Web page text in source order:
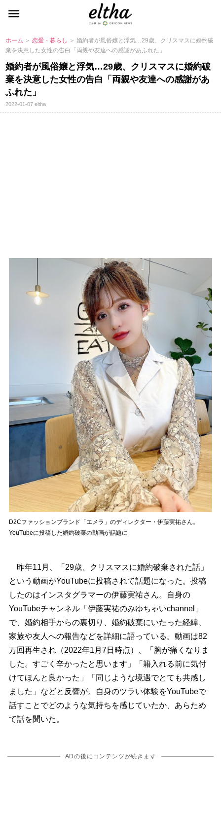
ホーム ＞恋愛・暮らし ＞ 婚約者が風俗嬢と浮気…29歳、クリスマスに婚約破
棄を決意した女性の告白「両親や友達への感謝があふれた」
婚約者が風俗嬢と浮気…29歳、クリスマスに婚約破
棄を決意した女性の告白「両親や友達への感謝があ
ふれた」
2022-01-07eltha
D2Cファッションブランド「エメラ」のディレクター・伊藤実祐さん。
YouTubeに投稿した婚約破棄の動画が話題に
昨年11月、「29歳、クリスマスに婚約破棄された話」
という動画がYouTubeに投稿されて話題になった。投稿
したのはインスタグラマーの伊藤実祐さん。自身の
YouTubeチャンネル「伊藤実祐のみゆちゃいchannel」
で、婚約相手からの裏切り、婚約破棄にいたった経緯、
家族や友人への報告などを詳細に語っている。動画は82
万回再生され（2022年1月7日時点）、「胸が痛くなりま
した。すごく辛かったと思います」「籍入れる前に気付
けてほんと良かった」「同じような境遇でとても共感し
ました」などと反響が。自身のツラい体験をYouTubeで
話すことでどのような気持ちを感じていたか、あらため
て話を聞いた。
ADの後にコンテンツが続きます